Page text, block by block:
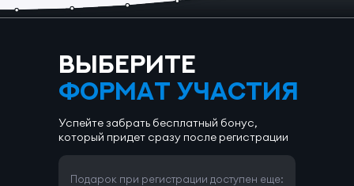
выберите
формат участия
Успейте забрать бесплатный бонус,
который придет сразу после регистрации
Подарок при регистрации доступен еще: